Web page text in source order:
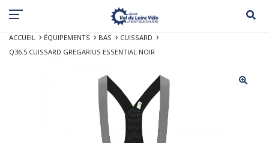
ACCUEIL ÉQUIPEMENTS BAS
CUISSARD
Q36.5 CUISSARD GREGARIUS ESSENTIAL NOIR